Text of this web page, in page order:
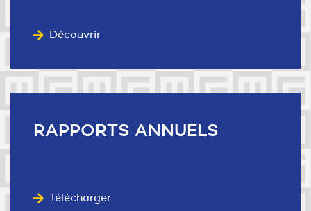
Découvrir
RAPPORTS ANNUELS
Télécharger